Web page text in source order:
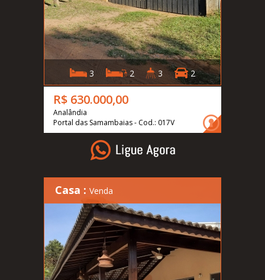
3 2 3 2
R$ 630.000,00
Analândia
Portal das Samambaias - Cod.: 017V
Casa : Venda